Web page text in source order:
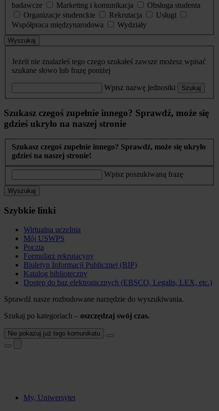
badawcze
Marketing i komunikacja
Obsługa studenta
Organizacje studenckie
Rekrutacja
Usługi
Współpraca międzynarodowa
Wydziały
Wyszukaj
Jeżeli nie znalazłeś tego czego szukałeś zawsze możesz wpisać
szukane słowo lub frazę poniżej
Wpisz nazwę jednostki Szukaj
Szukasz czegoś zupełnie innego? Sprawdź, może się
gdzieś ukryło na naszej stronie
Szukasz czegoś zupełnie innego? Sprawdź, może się ukryło
gdzieś na naszej stronie!
Wpisz poszukiwaną frazę
Wyszukaj
Szybkie linki
Wirtualna uczelnia
Mój USWPS
Poczta
Formularz rekrutacyny
Biuletyn Informacji Publicznej (BIP)
Katalog biblioteczny
Dostęp do baz elektronicznych (EBSCO, Legalis, LEX, etc.)
Sprawdź nasze rozbudowane narzędzie do wyszukiwania.
Szukaj po kategoriach – oszczędzaj swój czas.
Nie pokazuj już tego komunikatu
My, Uniwersytet